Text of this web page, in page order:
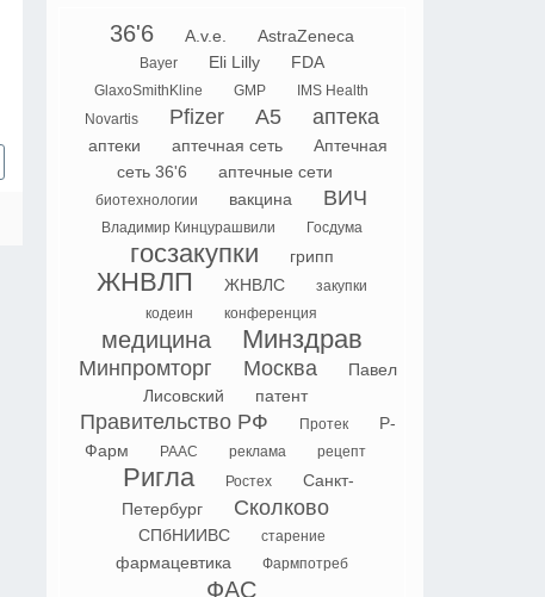
36'6 A.v.e. AstraZeneca
Bayer Eli Lilly FDA
GlaxoSmithKline GMP
IMS Health
Novartis
Pfizer А5 аптека
аптеки аптечная сеть
Аптечная
сеть 36'6
аптечные сети
биотехнологии вакцина ВИЧ
Владимир Кинцурашвили Госдума
госзакупки грипп
ЖНВЛП ЖНВЛС
закупки
кодеин
конференция
медицина Минздрав
Минпромторг Москва
Павел
Лисовский
патент
Правительство РФ Протек
Р-
Фарм
РААС реклама рецепт
Ригла Ростех
Санкт-
Петербург
Сколково
СПбНИИВС старение
фармацевтика Фармпотреб
ФАС